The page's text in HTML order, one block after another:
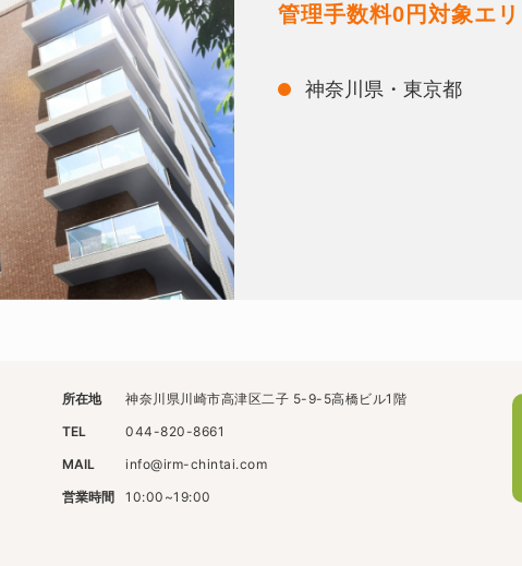
管理手数料0円対象エ
神奈川県・東京都
所在地
TEL
MAIL
営業時間
神奈川県川崎市高津区二子 5-9-5高橋ビル1階
044-820-8661
info@irm-chintai.com
10:00~19:00